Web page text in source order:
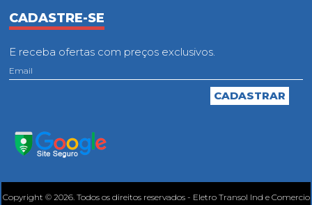
CADASTRE-SE
E receba ofertas com preços exclusivos.
Copyright © 2026. Todos os direitos reservados - Eletro Transol Ind e Comercio